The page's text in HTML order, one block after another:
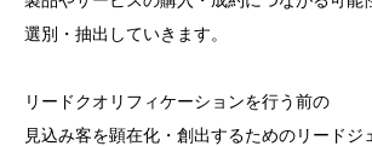
選別・抽出していきます。
リードクオリフィケーションを行う前の
見込み客を顕在化・創出するためのリードジ